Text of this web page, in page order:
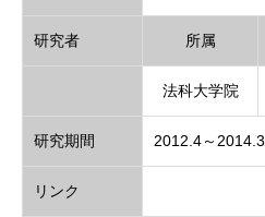
研究者 所属
法科大学院
研究期間 2012.4～2014.3
リンク